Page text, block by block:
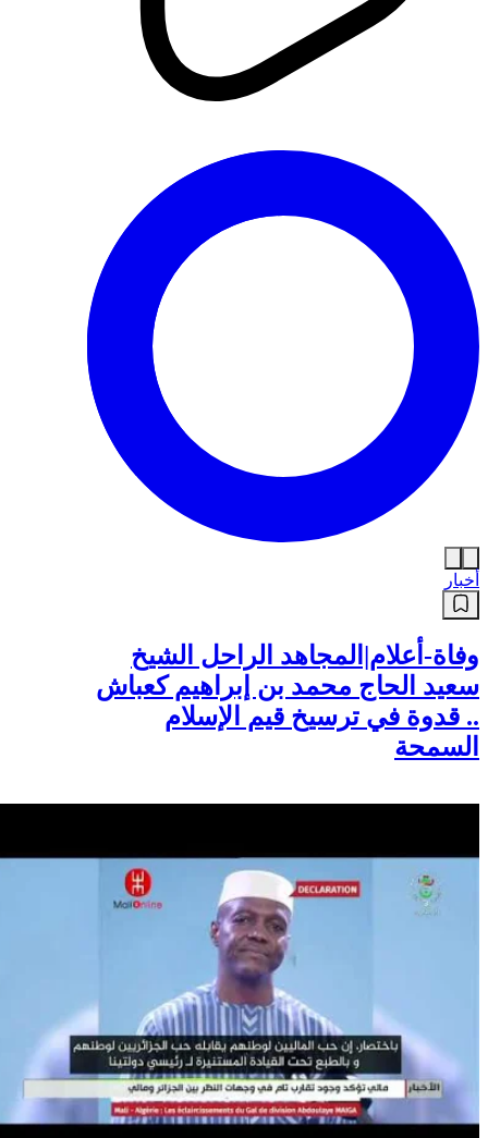
أخبار
وفاة-أعلام|المجاهد الراحل الشيخ
سعيد الحاج محمد بن إبراهيم كعباش
.. قدوة في ترسيخ قيم الإسلام
السمحة